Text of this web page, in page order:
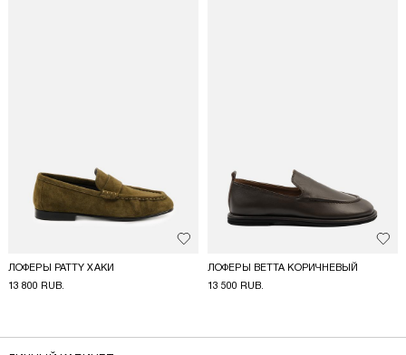
Добавить в избранное
ЛОФЕРЫ PATTY ХАКИ
13 800 RUB.
ЛОФЕРЫ BETTA КОРИЧНЕВЫЙ
13 500 RUB.